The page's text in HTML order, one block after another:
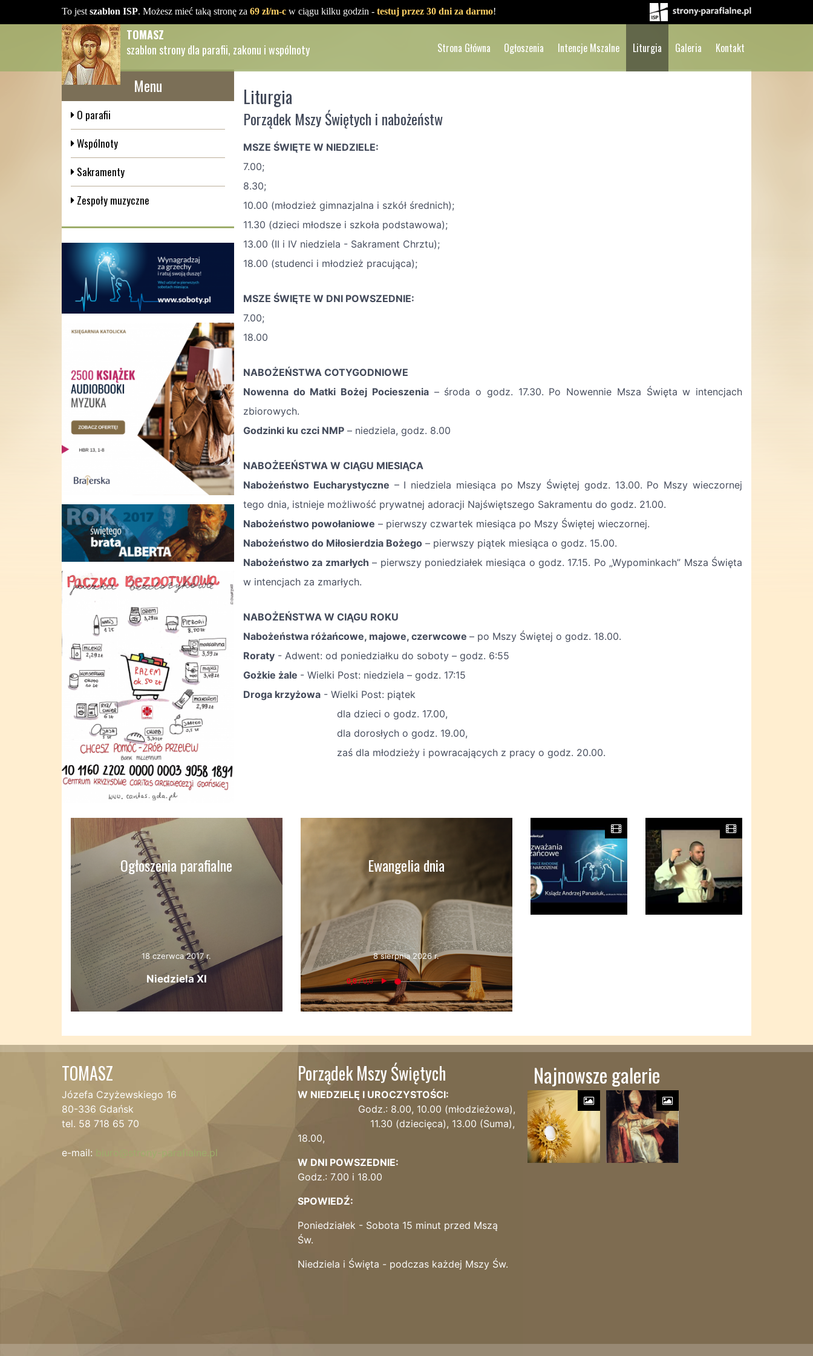
To jest szablon ISP. Możesz mieć taką stronę za 69 zł/m-c w ciągu kilku godzin - testuj przez 30 dni za darmo!
TOMASZ
szablon strony dla parafii, zakonu i wspólnoty
Strona Główna Ogłoszenia Intencje Mszalne Liturgia Galeria Kontakt
Menu
O parafii
Wspólnoty
Sakramenty
Zespoły muzyczne
Liturgia
Porządek Mszy Świętych i nabożeństw
MSZE ŚWIĘTE W NIEDZIELE:
7.00;
8.30;
10.00 (młodzież gimnazjalna i szkół średnich);
11.30 (dzieci młodsze i szkoła podstawowa);
13.00 (II i IV niedziela - Sakrament Chrztu);
18.00 (studenci i młodzież pracująca);
MSZE ŚWIĘTE W DNI POWSZEDNIE:
7.00;
18.00
NABOŻEŃSTWA COTYGODNIOWE
Nowenna do Matki Bożej Pocieszenia– środa o godz. 17.30. Po Nowennie Msza Święta w intencjach
zbiorowych.
Godzinki ku czci NMP – niedziela, godz. 8.00
NABOŻEEŃSTWA W CIĄGU MIESIĄCA
Nabożeństwo Eucharystyczne – I niedziela miesiąca po Mszy Świętej godz. 13.00. Po Mszy wieczornej
tego dnia, istnieje możliwość prywatnej adoracji Najświętszego Sakramentu do godz. 21.00.
Nabożeństwo powołaniowe – pierwszy czwartek miesiąca po Mszy Świętej wieczornej.
Nabożeństwo do Miłosierdzia Bożego – pierwszy piątek miesiąca o godz. 15.00.
Nabożeństwo za zmarłych – pierwszy poniedziałek miesiąca o godz. 17.15. Po „Wypominkach” Msza Święta
w intencjach za zmarłych.
NABOŻEŃSTWA W CIĄGU ROKU
Nabożeństwa różańcowe, majowe, czerwcowe – po Mszy Świętej o godz. 18.00.
Roraty - Adwent: od poniedziałku do soboty – godz. 6:55
Gożkie żale - Wielki Post: niedziela – godz. 17:15
Droga krzyżowa - Wielki Post: piątek
dla dzieci o godz. 17.00,
dla dorosłych o godz. 19.00,
zaś dla młodzieży i powracających z pracy o godz. 20.00.
Ogłoszenia parafialne
18 czerwca 2017 r.
Niedziela XI
Ewangelia dnia
8 sierpnia 2026 r.
TOMASZ
Józefa Czyżewskiego 16
80-336 Gdańsk
tel. 58 718 65 70
e-mail: biuro@strony-parafialne.pl
Porządek Mszy Świętych
W NIEDZIELĘ I UROCZYSTOŚCI:
Godz.: 8.00, 10.00 (młodzieżowa),
11.30 (dziecięca), 13.00 (Suma),
18.00,
W DNI POWSZEDNIE:
Godz.: 7.00 i 18.00
SPOWIEDŹ:
Poniedziałek - Sobota 15 minut przed Mszą
Św.
Niedziela i Święta - podczas każdej Mszy Św.
Najnowsze galerie